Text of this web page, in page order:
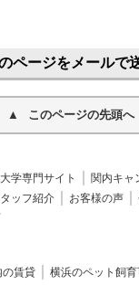
ページをメールで
このページの先頭へ
学専門サイト
関内キャ
ッフ紹介 お客様の声
の賃貸
横浜のペット飼